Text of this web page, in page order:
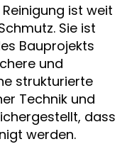
ist weit
Sie ist
Bauprojekts
und
strukturierte
Technik und
dass
werden.